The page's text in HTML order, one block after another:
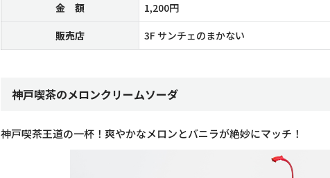
金 額
1,200円
販売店
3F サンチェのまかない
神戸喫茶のメロンクリームソーダ
神戸喫茶王道の一杯！爽やかなメロンとバニラが絶妙にマッチ！